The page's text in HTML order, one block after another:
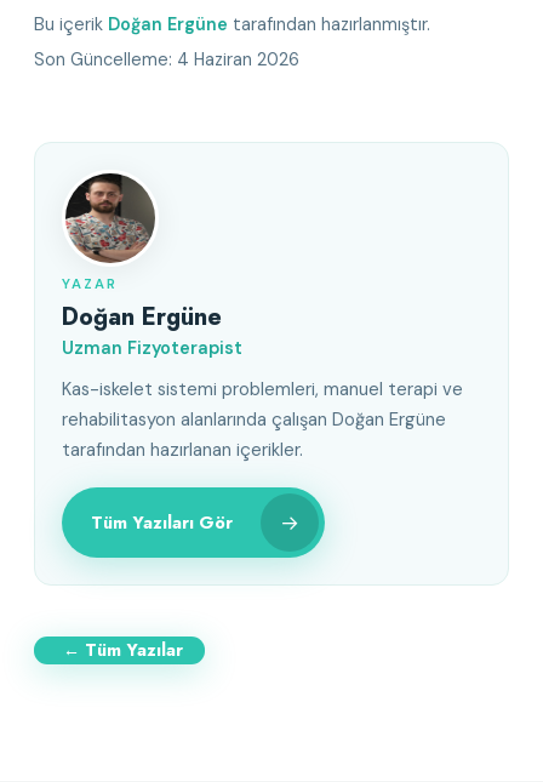
Bu içerik Doğan Ergüne tarafından hazırlanmıştır.
Son Güncelleme: 4 Haziran 2026
YAZAR
Doğan Ergüne
Uzman Fizyoterapist
Kas-iskelet sistemi problemleri, manuel terapi ve
rehabilitasyon alanlarında çalışan Doğan Ergüne
tarafından hazırlanan içerikler.
Tüm Yazıları Gör →
← Tüm Yazılar